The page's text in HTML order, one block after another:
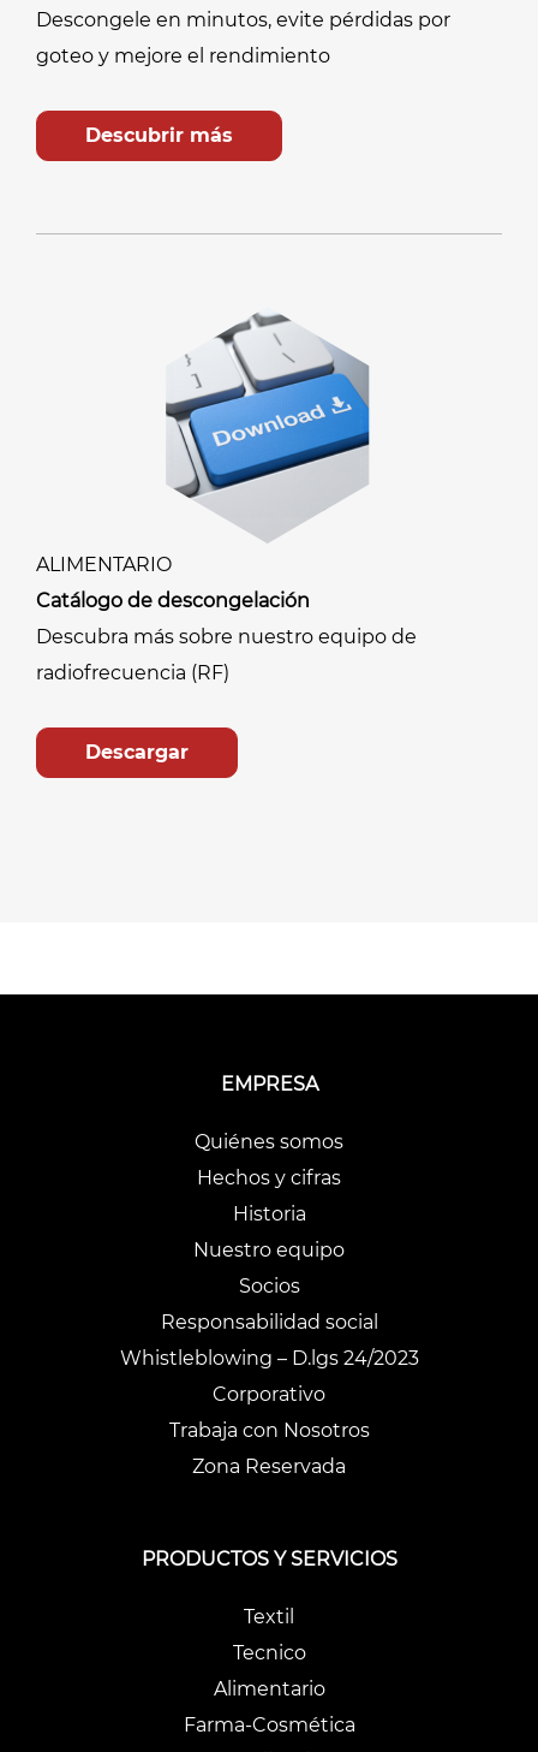
Descongele en minutos, evite pérdidas por
goteo y mejore el rendimiento
Descubrir más
ALIMENTARIO
Catálogo de descongelación
Descubra más sobre nuestro equipo de
radiofrecuencia (RF)
Descargar
EMPRESA
Quiénes somos
Hechos y cifras
Historia
Nuestro equipo
Socios
Responsabilidad social
Whistleblowing – D.lgs 24/2023
Corporativo
Trabaja con Nosotros
Zona Reservada
PRODUCTOS Y SERVICIOS
Textil
Tecnico
Alimentario
Farma-Cosmética